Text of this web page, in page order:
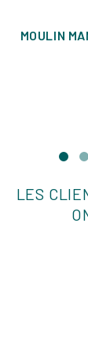
MOULIN
LES